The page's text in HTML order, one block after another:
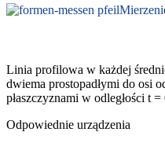
Linia profilowa w każdej
dwiema prostopadłymi do osi
płaszczyznami w odległości t
Odpowiednie urządzenia